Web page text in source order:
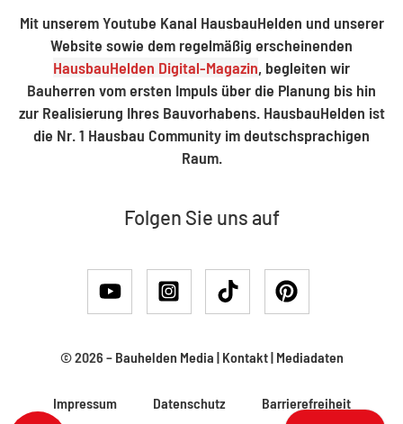
Mit unserem Youtube Kanal HausbauHelden und unserer
Website sowie dem regelmäßig erscheinenden
HausbauHelden Digital-Magazin, begleiten wir
Bauherren vom ersten Impuls über die Planung bis hin
zur Realisierung Ihres Bauvorhabens. HausbauHelden ist
die Nr. 1 Hausbau Community im deutschsprachigen
Raum.
Folgen Sie uns auf
© 2026 – Bauhelden Media | Kontakt| Mediadaten
Impressum Datenschutz
Barrierefreiheit